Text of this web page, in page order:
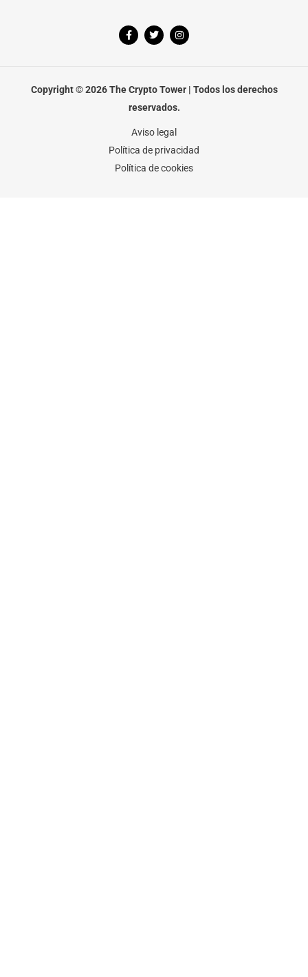
F
a
o
-
T
w
r
I
n
r
m
Copyright © 2026 The Crypto Tower | Todos los derechos
reservados.
Aviso legal
Política de privacidad
Política de cookies